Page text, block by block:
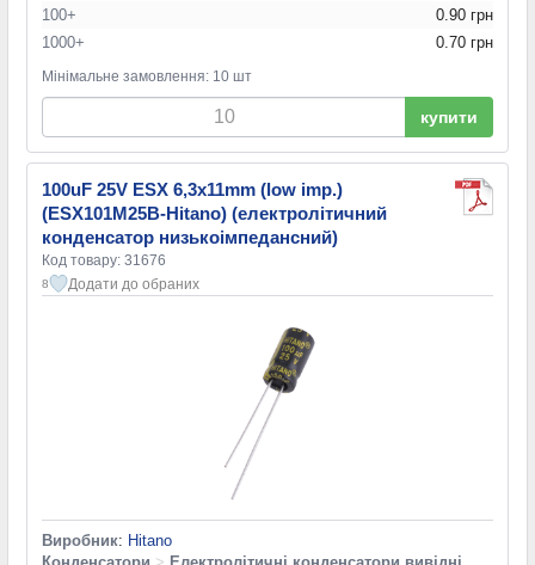
100+
0.90 грн
1000+
0.70 грн
Мінімальне замовлення: 10 шт
купити
100uF 25V ESX 6,3x11mm (low imp.)
(ESX101M25B-Hitano) (електролітичний
конденсатор низькоімпедансний)
Код товару: 31676
8 Додати до обраних
Виробник: Hitano